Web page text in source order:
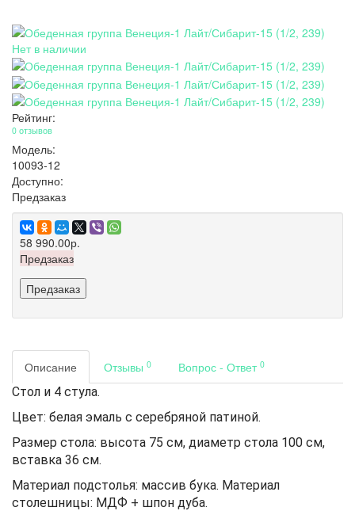
Нет в наличии
Рейтинг:
0 отзывов
Модель:
10093-12
Доступно:
Предзаказ
58 990.00р.
Предзаказ
Предзаказ
Описание Отзывы 0 Вопрос - Ответ 0
Стол и 4 стула.
Цвет: белая эмаль с серебряной патиной.
Размер стола: высота 75 см, диаметр стола 100 см,
вставка 36 см.
Материал подстолья: массив бука. Материал
столешницы: МДФ + шпон дуба.